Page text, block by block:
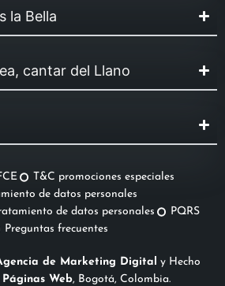
la Bella
cantar del Llano
T&C promociones especiales
de datos personales
de datos personales
PQRS
Preguntas frecuentes
de Marketing Digital
y Hecho
Páginas Web, Bogotá, Colombia.